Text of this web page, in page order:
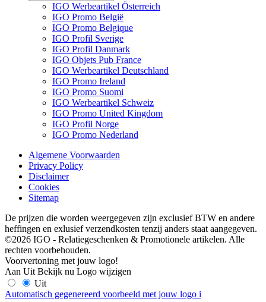
IGO Werbeartikel Österreich
IGO Promo België
IGO Promo Belgique
IGO Profil Sverige
IGO Profil Danmark
IGO Objets Pub France
IGO Werbeartikel Deutschland
IGO Promo Ireland
IGO Promo Suomi
IGO Werbeartikel Schweiz
IGO Promo United Kingdom
IGO Profil Norge
IGO Promo Nederland
Algemene Voorwaarden
Privacy Policy
Disclaimer
Cookies
Sitemap
De prijzen die worden weergegeven zijn exclusief BTW en andere
heffingen en exlusief verzendkosten tenzij anders staat aangegeven.
©2026 IGO - Relatiegeschenken & Promotionele artikelen. Alle
rechten voorbehouden.
Voorvertoning met jouw logo!
Aan Uit Bekijk nu Logo wijzigen
Uit
Automatisch gegenereerd voorbeeld met jouw logo i